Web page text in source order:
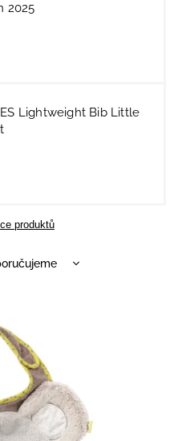
2025
Lightweight Bib Little
produktů